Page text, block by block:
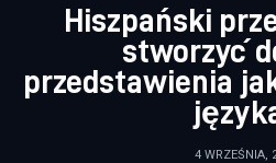
Zdrowie
Uroda
Hiszpański
stworzyć
przedstawienia
4 WRZEŚNIA,